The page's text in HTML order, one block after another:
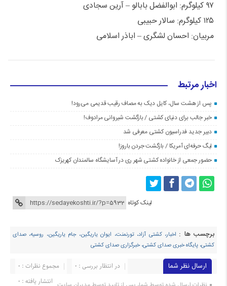
۹۷ کیلوگرم: ابوالفضل بابالو – آرین سجادی
۱۲۵ کیلوگرم: سالار حبیبی
مربیان: احسان لشگری – اباذر اسلامی
اخبار مرتبط
پس از هشت سال، کایل دیک به مصاف رقیب قدیمی می‌رود!
خبر جالب برای دنیای کشتی / بازگشت شیروانی مرادوف!
دبیر جدید فدراسیون کشتی معرفی شد
لیگ حرفه‌ای آمریکا / بازگشت جردن باروز!
حضور جمعی از خانواده کشتی شهر ری در آسایشگاه سالمندان کهریزک
لینک کوتاه
برچسب ها : اخبار، کشتی آزاد، تورنمنت، ایوان یاریگین، جام یاریگین، روسیه، صدای
کشتی، پایگاه خبری صدای کشتی، خبرگزاری صدای کشتی
ارسال نظر شما مجموع نظرات : 0
در انتظار بررسی : 0
انتشار یافته : ۰